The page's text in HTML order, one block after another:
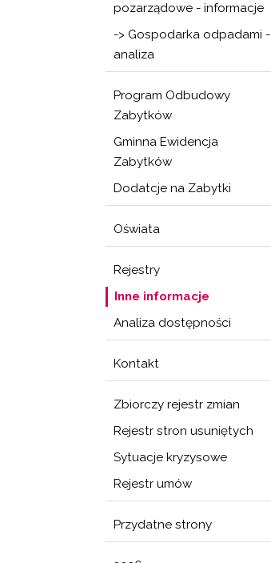
pozarządowe - informacje
-> Gospodarka odpadami -
analiza
Program Odbudowy
Zabytków
Gminna Ewidencja
Zabytków
Dodatcje na Zabytki
Oświata
Rejestry
Inne informacje
Analiza dostępności
Kontakt
Zbiorczy rejestr zmian
Rejestr stron usuniętych
Sytuacje kryzysowe
Rejestr umów
Przydatne strony